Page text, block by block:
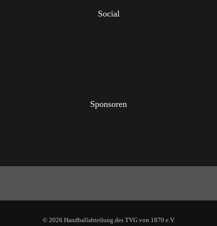
Social
Sponsoren
© 2026 Handballabteilung des TVG von 1870 e.V.